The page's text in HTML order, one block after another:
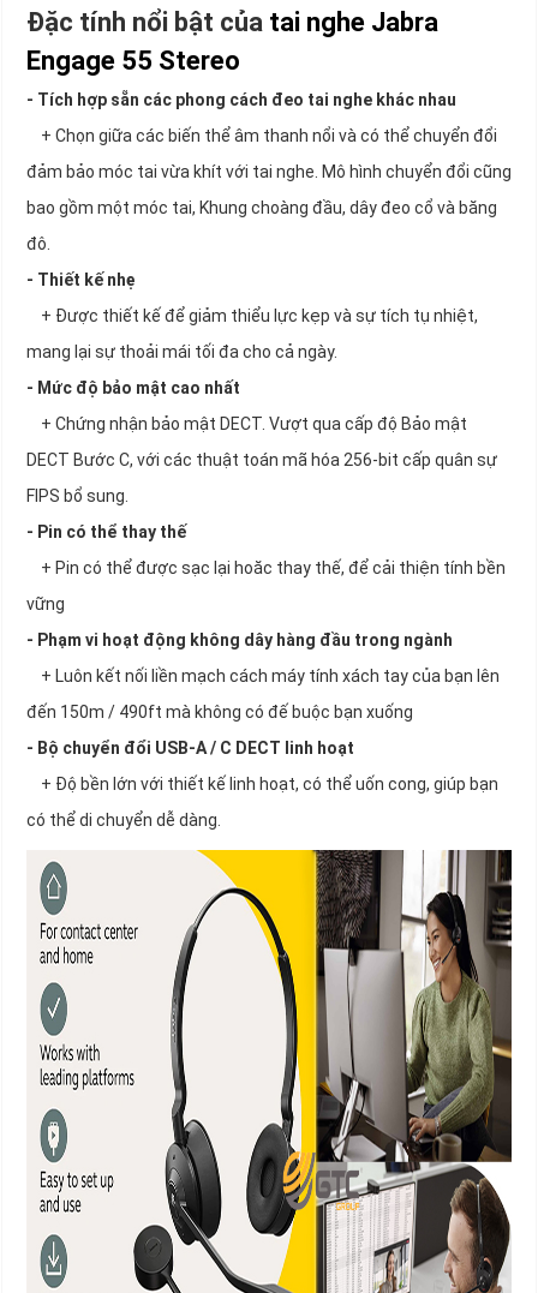
Đặc tính nổi bật của tai nghe Jabra
Engage 55 Stereo
- Tích hợp sẵn các phong cách đeo tai nghe khác nhau
+ Chọn giữa các biến thể âm thanh nổi và có thể chuyển đổi
đảm bảo móc tai vừa khít với tai nghe. Mô hình chuyển đổi cũng
bao gồm một móc tai, Khung choàng đầu, dây đeo cổ và băng
đô.
- Thiết kế nhẹ
+ Được thiết kế để giảm thiểu lực kẹp và sự tích tụ nhiệt,
mang lại sự thoải mái tối đa cho cả ngày.
- Mức độ bảo mật cao nhất
+ Chứng nhận bảo mật DECT. Vượt qua cấp độ Bảo mật
DECT Bước C, với các thuật toán mã hóa 256-bit cấp quân sự
FIPS bổ sung.
- Pin có thể thay thế
+ Pin có thể được sạc lại hoăc thay thế, để cải thiện tính bền
vững
- Phạm vi hoạt động không dây hàng đầu trong ngành
+ Luôn kết nối liền mạch cách máy tính xách tay của bạn lên
đến 150m / 490ft mà không có đế buộc bạn xuống
- Bộ chuyển đổi USB-A / C DECT linh hoạt
+ Độ bền lớn với thiết kế linh hoạt, có thể uốn cong, giúp bạn
có thể di chuyển dễ dàng.